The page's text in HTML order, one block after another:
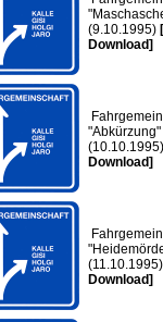
(9.10.1995)
Download]
"Abkürzung"
Download]
Download]